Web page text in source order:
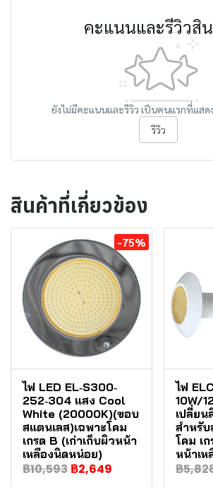
คะแนนและรีวิวสิ
ยังไม่มีคะแนนและรีวิว เป็นคนแรกที่แสด
รีวิว
สินค้าที่เกี่ยวข้อง
-75%
ไฟ LED EL‐S300‐
252‐304 แสง Cool
White (20000K)(ขอบ
สแตนเลส)เฉพาะโคม
เกรด B (เก่าเก็บผิวหน้า
เหลืองนิดหน่อย)
฿10,593 ฿2,649
ไฟ
10W/
เปลี่ย
สำหรับ
โคม เ
หน้าเ
฿